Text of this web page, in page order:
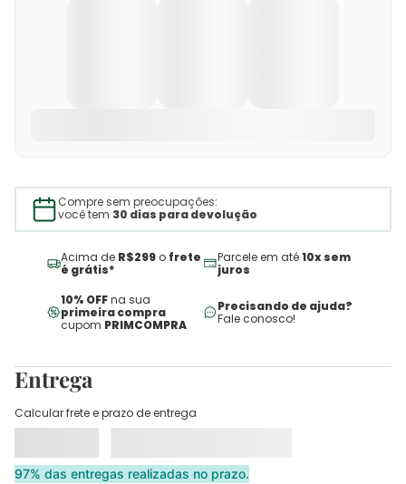
Compre sem preocupações:
você tem 30 dias para devolução
Acima de R$299 o frete
é grátis*
Parcele em até10x sem
juros
10% OFFna sua
primeira compra
cupom PRIMCOMPRA
Precisando de ajuda?
Fale conosco!
Entrega
Calcular frete e prazo de entrega
97% das entregas realizadas no prazo.